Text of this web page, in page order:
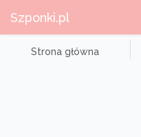
Szponki.pl
Strona główna